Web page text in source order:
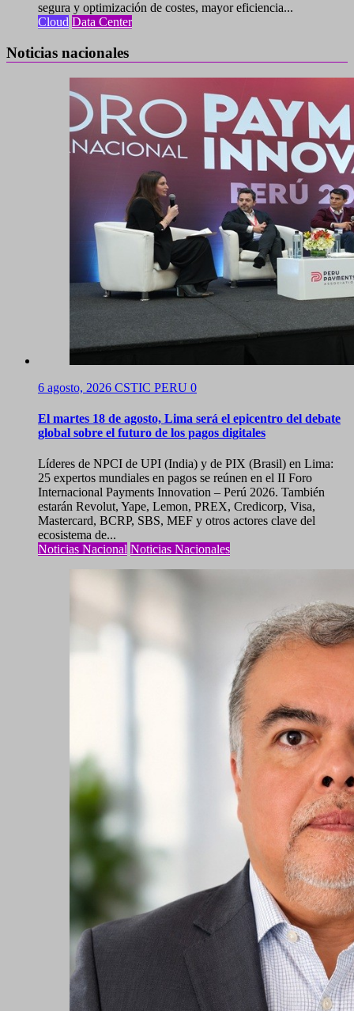
segura y optimización de costes, mayor eficiencia...
Cloud Data Center
Noticias nacionales
6 agosto, 2026 CSTIC PERU 0
El martes 18 de agosto, Lima será el epicentro del debate
global sobre el futuro de los pagos digitales
Líderes de NPCI de UPI (India) y de PIX (Brasil) en Lima:
25 expertos mundiales en pagos se reúnen en el II Foro
Internacional Payments Innovation – Perú 2026. También
estarán Revolut, Yape, Lemon, PREX, Credicorp, Visa,
Mastercard, BCRP, SBS, MEF y otros actores clave del
ecosistema de...
Noticias Nacional Noticias Nacionales